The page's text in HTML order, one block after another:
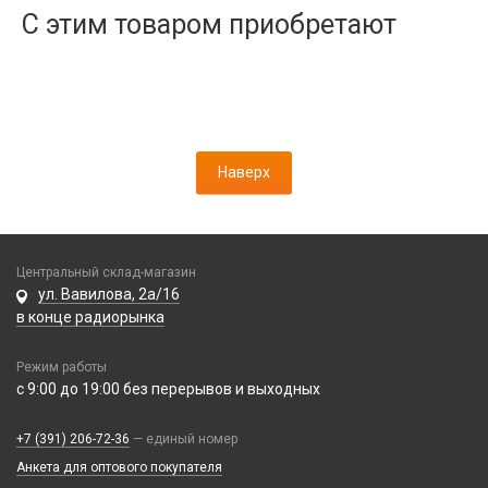
С этим товаром приобретают
Камеры
Проклейки
Разъемы
Шлейфы
АЗУ
АЗУ + кабель
Адаптеры
Кабели
Компьютерная периферия
Аксессуары для ПК
Наверх
Центральный склад-магазин
ул. Вавилова, 2а/16
в конце радиорынка
Режим работы
с 9:00 до 19:00 без перерывов и выходных
+7 (391) 206-72-36 — единый номер
Анкета для оптового покупателя